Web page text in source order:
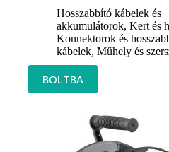
Hosszabbító kábelek és
akkumulátorok, Kert és
Konnektorok és
kábelek, Műhely és
BOLTBA